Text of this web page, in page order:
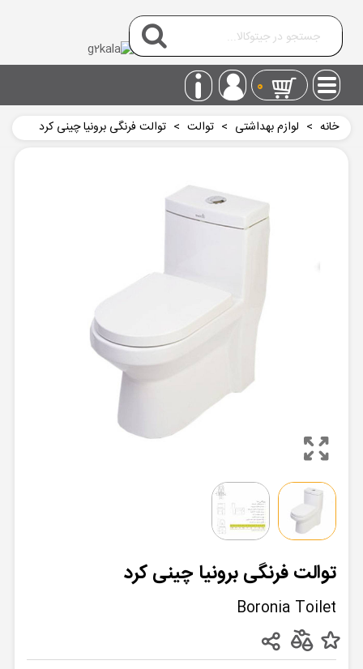
0
خانه > لوازم بهداشتی > توالت > توالت فرنگی برونیا چینی کرد
توالت فرنگی برونیا چینی کرد
Boronia Toilet